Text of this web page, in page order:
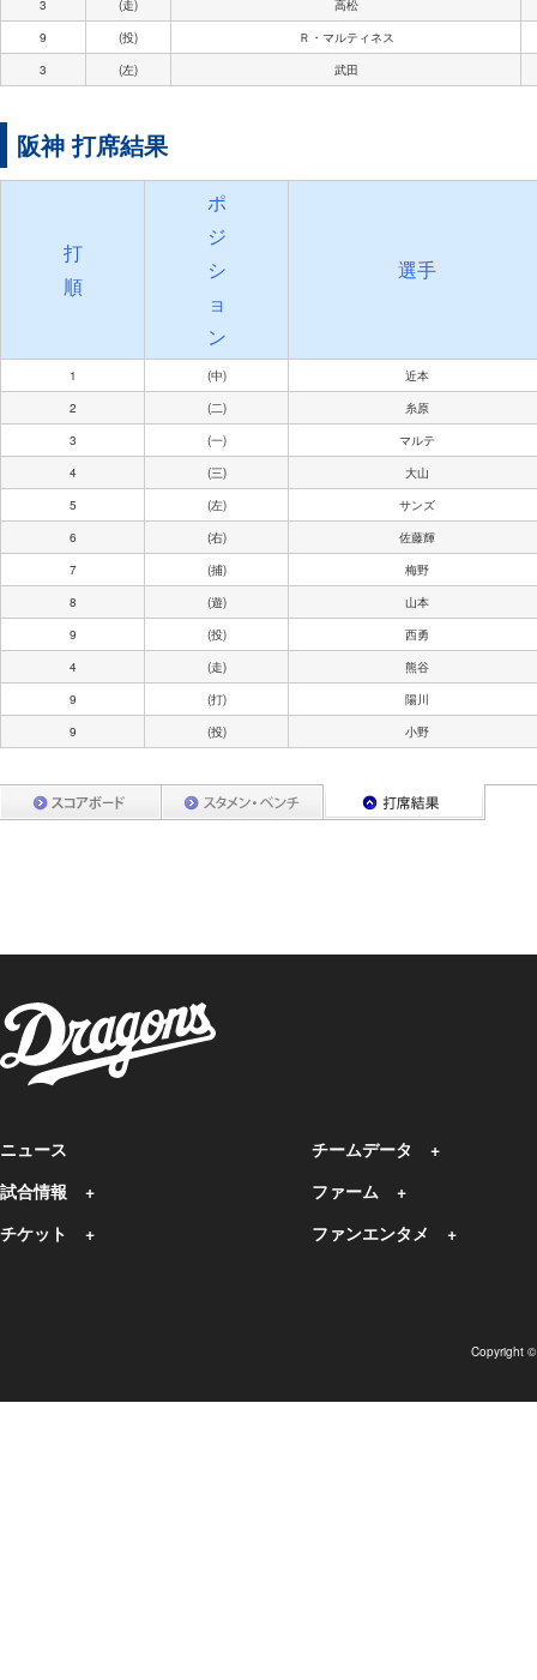
3
(走)
高松
9
(投)
Ｒ・マルティネス
3
(左) 武田
阪神 打席結果
打
順
ポ
ジ
シ
ョ
ン
選手
1 (中)
近本
2
(二)
糸原
3
(一)
マルテ
4
(三)
大山
5
(左)
サンズ
6
(右)
佐藤輝
7
(捕)
梅野
8
(遊)
山本
9
(投)
西勇
4
(走)
熊谷
9
(打)
陽川
9
(投) 小野
ニュース
試合情報
チケット
チームデータ
ファーム
ファンエンタメ
Copyright